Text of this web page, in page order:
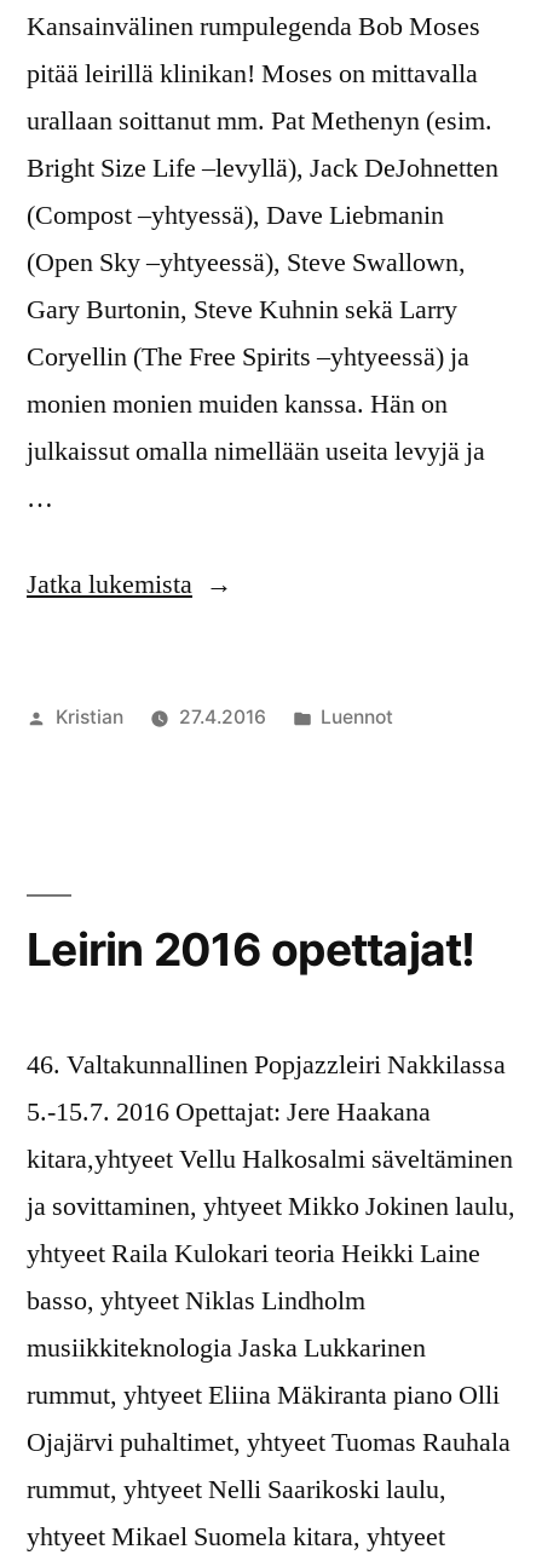
Kansainvälinen rumpulegenda Bob Moses
pitää leirillä klinikan! Moses on mittavalla
urallaan soittanut mm. Pat Methenyn (esim.
Bright Size Life –levyllä), Jack DeJohnetten
(Compost –yhtyessä), Dave Liebmanin
(Open Sky –yhtyeessä), Steve Swallown,
Gary Burtonin, Steve Kuhnin sekä Larry
Coryellin (The Free Spirits –yhtyeessä) ja
monien monien muiden kanssa. Hän on
julkaissut omalla nimellään useita levyjä ja
…
Jatka lukemista”Huippuvierailija
Artikkelin
Kristian 27.4.2016
Julkaistu
Luennot
Leirin 2016 opettajat!
46. Valtakunnallinen Popjazzleiri Nakkilassa
5.-15.7. 2016 Opettajat: Jere Haakana
kitara,yhtyeet Vellu Halkosalmi säveltäminen
ja sovittaminen, yhtyeet Mikko Jokinen laulu,
yhtyeet Raila Kulokari teoria Heikki Laine
basso, yhtyeet Niklas Lindholm
musiikkiteknologia Jaska Lukkarinen
rummut, yhtyeet Eliina Mäkiranta piano Olli
Ojajärvi puhaltimet, yhtyeet Tuomas Rauhala
rummut, yhtyeet Nelli Saarikoski laulu,
yhtyeet Mikael Suomela kitara, yhtyeet